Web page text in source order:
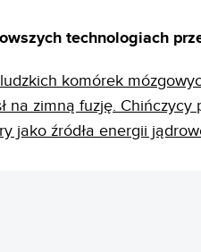
technologiach
komórek
na zimną fuzję.
jako źródła energii